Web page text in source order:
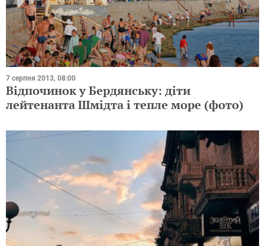
7 серпня 2013, 08:00
Відпочинок у Бердянську: діти
лейтенанта Шмідта і тепле море (фото)